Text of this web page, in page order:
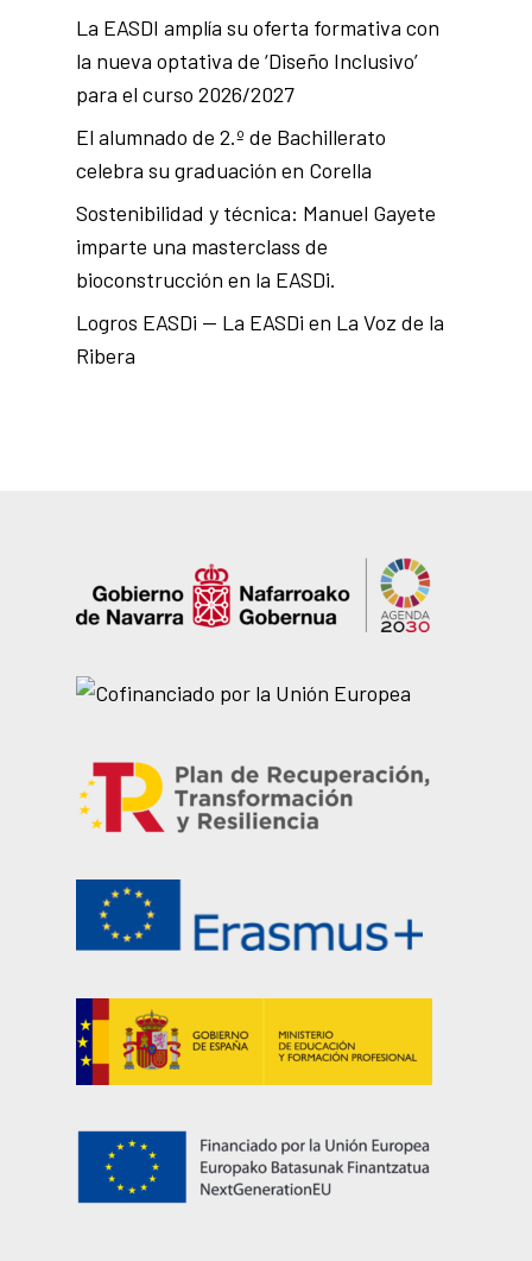
La EASDI amplía su oferta formativa con
la nueva optativa de ‘Diseño Inclusivo’
para el curso 2026/2027
El alumnado de 2.º de Bachillerato
celebra su graduación en Corella
Sostenibilidad y técnica: Manuel Gayete
imparte una masterclass de
bioconstrucción en la EASDi.
Logros EASDi — La EASDi en La Voz de la
Ribera